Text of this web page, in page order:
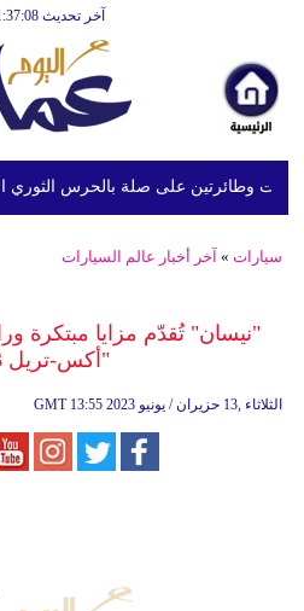
آخر تحديث GMT21:37:08
على صلة بالحرس الثوري
سيارات » آخر أخبار عالم السيارات
"نيسان" تُقدّم مزايا مبتكرة
"أكس-تريل 2023"
GMT 13:55 2023 الثلاثاء ,13 حزيران / يونيو